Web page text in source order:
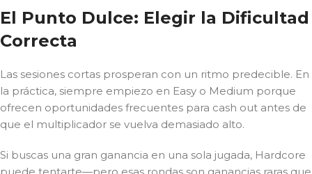
El Punto Dulce: Elegir la Dificultad
Correcta
Las sesiones cortas prosperan con un ritmo predecible. En
la práctica, siempre empiezo en Easy o Medium porque
ofrecen oportunidades frecuentes para cash out antes de
que el multiplicador se vuelva demasiado alto.
Si buscas una gran ganancia en una sola jugada, Hardcore